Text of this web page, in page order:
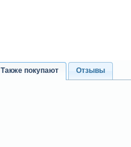
Также покупают Отзывы